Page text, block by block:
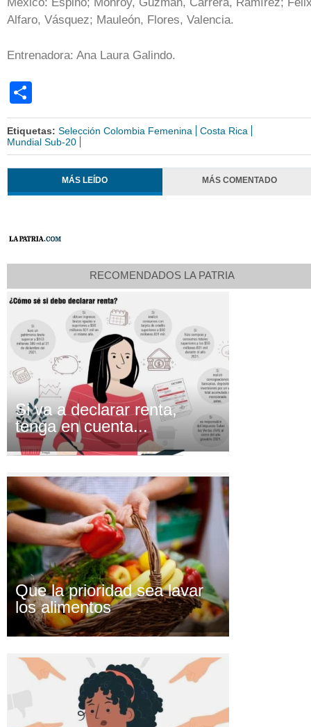
Alfaro, Vásquez; Mauleón, Flores, Valencia.
Entrenadora: Ana Laura Galindo.
Etiquetas: Selección Colombia Femenina
Costa Rica
Mundial Sub-20
MÁS LEÍDO MÁS COMENTADO
RECOMENDADOS LA PATRIA
Si va a declarar renta,
tenga en cuenta...
Que la prioridad sea lavar
los alimentos